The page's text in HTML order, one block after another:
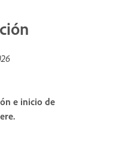
e inicio de